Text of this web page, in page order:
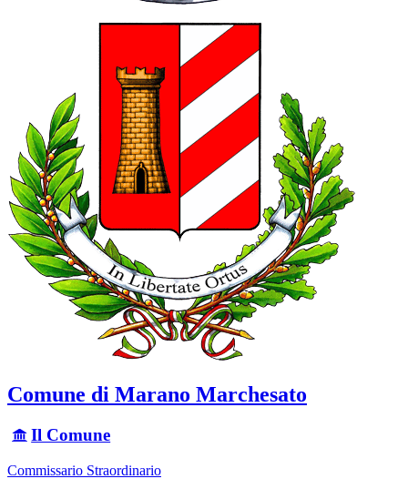
Comune di Marano Marchesato
Il Comune
Commissario Straordinario